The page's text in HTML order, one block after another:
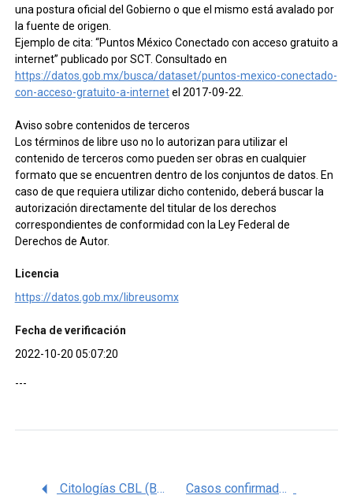
una postura oficial del Gobierno o que el mismo está avalado por
la fuente de origen.
Ejemplo de cita: “Puntos México Conectado con acceso gratuito a
internet” publicado por SCT. Consultado en
https://datos.gob.mx/busca/dataset/puntos-mexico-conectado-
con-acceso-gratuito-a-internetel 2017-09-22.
Aviso sobre contenidos de terceros
Los términos de libre uso no lo autorizan para utilizar el
contenido de terceros como pueden ser obras en cualquier
formato que se encuentren dentro de los conjuntos de datos. En
caso de que requiera utilizar dicho contenido, deberá buscar la
autorización directamente del titular de los derechos
correspondientes de conformidad con la Ley Federal de
Derechos de Autor.
Licencia
https://datos.gob.mx/libreusomx
Fecha de verificación
2022-10-20 05:07:20
---
Citologías CBL (Base Liquida) realizadas en Zacatecas, 2018 (SICAM) Casos confirmados de Cáncer de Mama en edades de 25 a 69 respecto al año 2019 en el estado de Baja California, (SICAM)